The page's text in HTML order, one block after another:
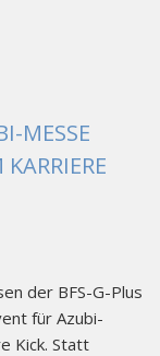
B
K
der BFS-G-Plus
für Azubi-
Kick. Statt